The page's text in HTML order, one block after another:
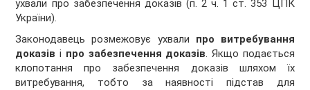
ухвали про забезпечення доказів (п. 2 ч. 1 ст. 353 ЦПК
України).
Законодавець розмежовує ухвали про витребування
доказів і про забезпечення доказів. Якщо подається
клопотання про забезпечення доказів шляхом їх
витребування, тобто за наявності підстав для